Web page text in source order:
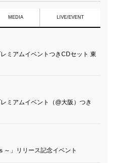
MEDIA LIVE/EVENT
ミアムイベントつきCDセット 東
ミアムイベント（@大阪）つき
～」リリース記念イベント